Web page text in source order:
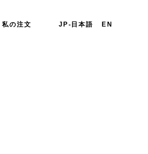
私の注文 JP-日本語 EN